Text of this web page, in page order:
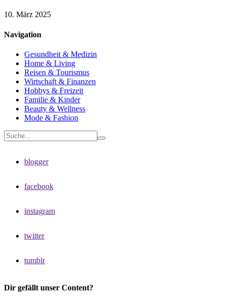
10. März 2025
Navigation
Gesundheit & Medizin
Home & Living
Reisen & Tourismus
Wirtschaft & Finanzen
Hobbys & Freizeit
Familie & Kinder
Beauty & Wellness
Mode & Fashion
blogger
facebook
instagram
twitter
tumblr
Dir gefällt unser Content?